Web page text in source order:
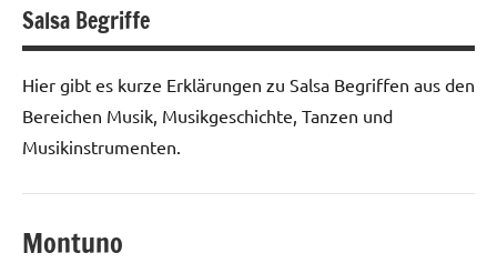
Salsa Begriffe
Hier gibt es kurze Erklärungen zu Salsa Begriffen aus den
Bereichen Musik, Musikgeschichte, Tanzen und
Musikinstrumenten.
Montuno